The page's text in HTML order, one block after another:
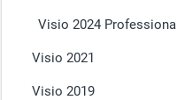
Visio 2024 Professional
Visio 2021
Visio 2019